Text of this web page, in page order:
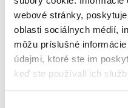
webové stránky,
oblasti sociálnych médií,
môžu príslušné
údajmi, ktoré ste im
keď ste používali ich
ICE COFFEE Pistachio250 ml je
edíciapochúťky - kde sa hladká,
výraznou chuťou ľadovej kávy.
Podáva sa chladené.
• S pravým kávovým extraktom
• Vysoký obsah kofeínu 40 mg/